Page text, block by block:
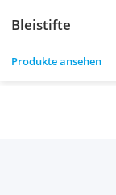
Bleistifte
Produkte ansehen